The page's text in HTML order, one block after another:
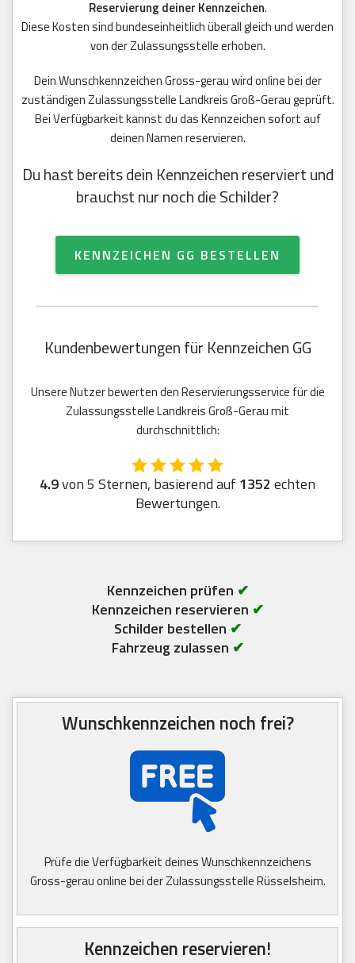
Reservierung deiner Kennzeichen.
Diese Kosten sind bundeseinheitlich überall gleich und werden
von der Zulassungsstelle erhoben.
Dein Wunschkennzeichen Gross-gerau wird online bei der
zuständigen Zulassungsstelle Landkreis Groß-Gerau geprüft.
Bei Verfügbarkeit kannst du das Kennzeichen sofort auf
deinen Namen reservieren.
Du hast bereits dein Kennzeichen reserviert und
brauchst nur noch die Schilder?
KENNZEICHEN GG BESTELLEN
Kundenbewertungen für Kennzeichen GG
Unsere Nutzer bewerten den Reservierungsservice für die
Zulassungsstelle Landkreis Groß-Gerau mit
durchschnittlich:
4.9von 5 Sternen, basierend auf1352 echten
Bewertungen.
Kennzeichen prüfen ✔
Kennzeichen reservieren ✔
Schilder bestellen ✔
Fahrzeug zulassen ✔
Wunschkennzeichen noch frei?
Prüfe die Verfügbarkeit deines Wunschkennzeichens
Gross-gerau online bei der Zulassungsstelle Rüsselsheim.
Kennzeichen reservieren!